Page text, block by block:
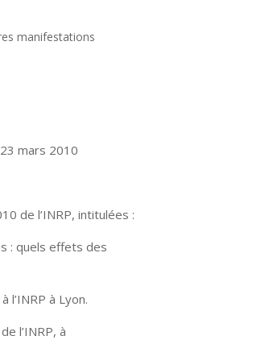
manifestations
mars 2010
de l’INRP, intitulées :
: quels effets des
l’INRP à Lyon.
l’INRP, à